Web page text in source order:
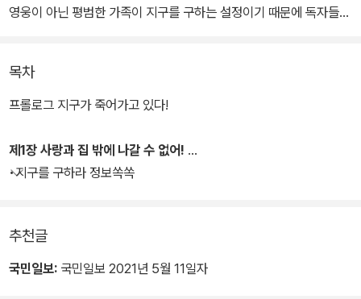
영웅이 아닌 평범한 가족이 지구를 구하는 설정이기 때문에 독자들에
오염된 지구 때문에 집에서 힘든 시간을 보내고 있는 토깽이네에게
어느 날 어디선가 산신과 호야가 나타난다. 산신은 ‘게임에서 이기면
하기 위한 토깽이네와 산신팀의 긴장감 넘치는 한판 승부가 시작된
다! 과연 토깽이네는 사라져 가는 숲을 찾을 수 있을까?
목차
프롤로그 지구가 죽어가고 있다!
제1장 사랑과 집 밖에 나갈 수 없어!
•지구를 구하라 정보쏙쏙
추천글
국민일보: 국민일보 2021년 5월 11일자